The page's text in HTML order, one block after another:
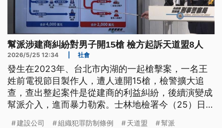
幫派涉建商糾紛對男子開15槍 檢方起訴天道盟8人
2026/5/25 12:34 社會
發生在2023年、台北市內湖的一起槍擊案，一名王
姓前電視節目製作人，遭人連開15槍，檢警擴大追
查，查出整起案件是從建商的利益糾紛，後續演變成
幫派介入，進而暴力勒索。士林地檢署今（25）日偵
建設公司 組織犯罪防制條例 天道盟 幫派